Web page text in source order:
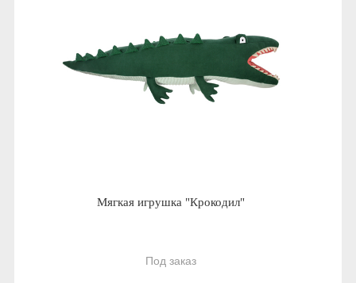
Мягкая игрушка "Крокодил"
Под заказ